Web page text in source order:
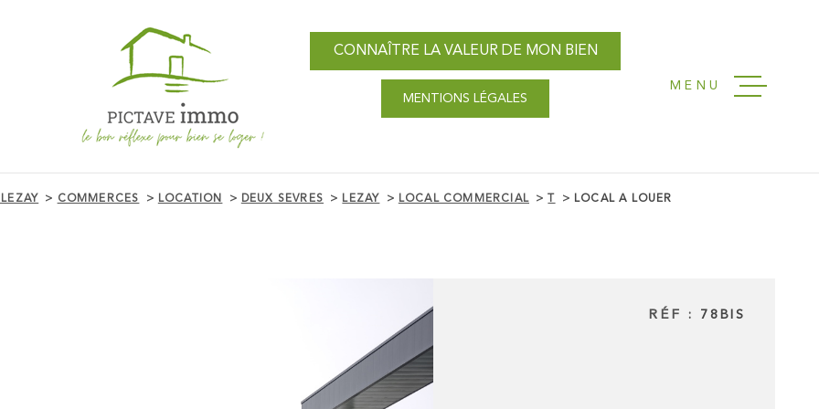
NOS
MENU
CONNAÎTRE LA VALEUR DE MON BIEN
MENTIONS LÉGALES
COMMERCES LOCATION DEUX SEVRES LEZAY LOCAL COMMERCIAL LOCAL A LOUER
RÉF : 78BIS